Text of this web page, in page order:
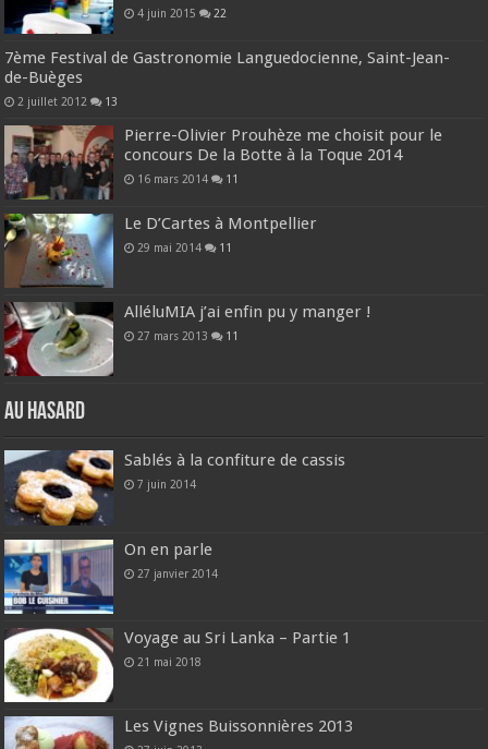
4 juin 2015 22
7ème Festival de Gastronomie Languedocienne, Saint-Jean-
de-Buèges
2 juillet 2012 13
Pierre-Olivier Prouhèze me choisit pour le
concours De la Botte à la Toque 2014
16 mars 2014 11
Le D’Cartes à Montpellier
29 mai 2014 11
AlléluMIA j’ai enfin pu y manger !
27 mars 2013 11
Au hasard
Sablés à la confiture de cassis
7 juin 2014
On en parle
27 janvier 2014
Voyage au Sri Lanka – Partie 1
21 mai 2018
Les Vignes Buissonnières 2013